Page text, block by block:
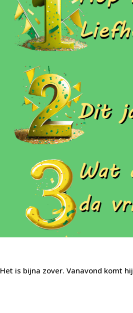
Het is bijna zover. Vanavond komt